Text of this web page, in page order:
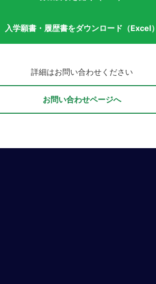
入学願書・履歴書をダウンロード（Excel）
詳細はお問い合わせください
お問い合わせページへ